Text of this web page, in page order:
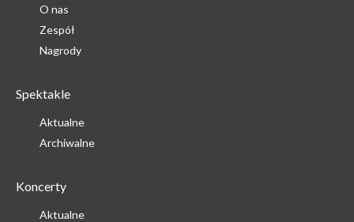
O nas
Zespół
Nagrody
Spektakle
Aktualne
Archiwalne
Koncerty
Aktualne